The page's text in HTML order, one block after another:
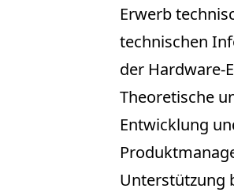
Erwerb
technischen
der Hardware-
Theoretische
Entwicklung
Unterstützung